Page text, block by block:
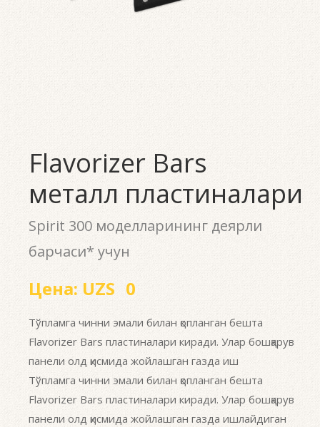
Flavorizer Bars
металл пластиналари
Spirit 300 моделларининг деярли
барчаси* учун
Цена: UZS 0
Тўпламга чинни эмали билан қопланган бешта
Flavorizer Bars пластиналари киради. Улар бошқарув
панели олд қисмида жойлашган газда иш
Тўпламга чинни эмали билан қопланган бешта
Flavorizer Bars пластиналари киради. Улар бошқарув
панели олд қисмида жойлашган газда ишлайдиган